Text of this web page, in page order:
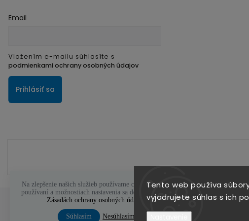
Tento web používa
vyjadrujete súhlas s ich
Email
Vložením e-mailu súhlasíte s
podmienkami ochrany osobných údajov
Prihlásiť sa
Na zlepšenie našich služieb používame cookies. O ich
používaní a možnostiach nastavenia sa dozviete viac v
Zásadách ochrany osobných údajov
Súhlasím Nesúhlasím